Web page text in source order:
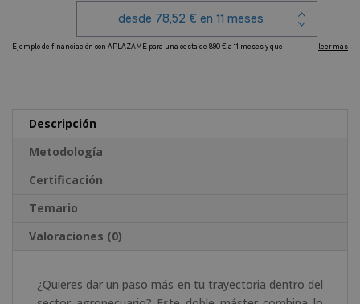
en
Cría
Descripción
Metodología
Certificación
Temario
Valoraciones (0)
¿Quieres dar un paso más en tu trayectoria dentro del